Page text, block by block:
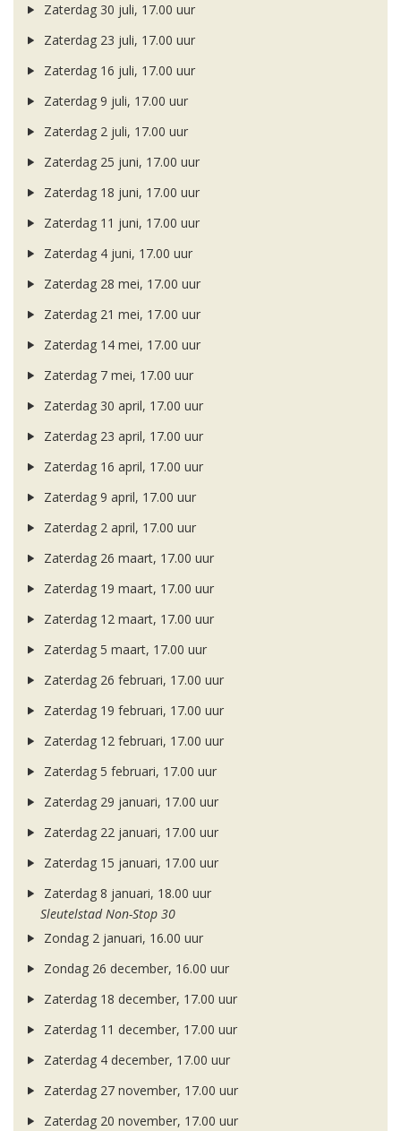
Zaterdag 30 juli, 17.00 uur
Zaterdag 23 juli, 17.00 uur
Zaterdag 16 juli, 17.00 uur
Zaterdag 9 juli, 17.00 uur
Zaterdag 2 juli, 17.00 uur
Zaterdag 25 juni, 17.00 uur
Zaterdag 18 juni, 17.00 uur
Zaterdag 11 juni, 17.00 uur
Zaterdag 4 juni, 17.00 uur
Zaterdag 28 mei, 17.00 uur
Zaterdag 21 mei, 17.00 uur
Zaterdag 14 mei, 17.00 uur
Zaterdag 7 mei, 17.00 uur
Zaterdag 30 april, 17.00 uur
Zaterdag 23 april, 17.00 uur
Zaterdag 16 april, 17.00 uur
Zaterdag 9 april, 17.00 uur
Zaterdag 2 april, 17.00 uur
Zaterdag 26 maart, 17.00 uur
Zaterdag 19 maart, 17.00 uur
Zaterdag 12 maart, 17.00 uur
Zaterdag 5 maart, 17.00 uur
Zaterdag 26 februari, 17.00 uur
Zaterdag 19 februari, 17.00 uur
Zaterdag 12 februari, 17.00 uur
Zaterdag 5 februari, 17.00 uur
Zaterdag 29 januari, 17.00 uur
Zaterdag 22 januari, 17.00 uur
Zaterdag 15 januari, 17.00 uur
Zaterdag 8 januari, 18.00 uur
Sleutelstad Non-Stop 30
Zondag 2 januari, 16.00 uur
Zondag 26 december, 16.00 uur
Zaterdag 18 december, 17.00 uur
Zaterdag 11 december, 17.00 uur
Zaterdag 4 december, 17.00 uur
Zaterdag 27 november, 17.00 uur
Zaterdag 20 november, 17.00 uur